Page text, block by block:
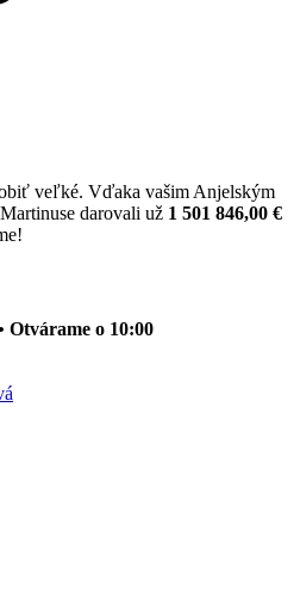
veľké. Vďaka vašim Anjelským
darovali už 1 501 846,00 €
Otvárame o 10:00